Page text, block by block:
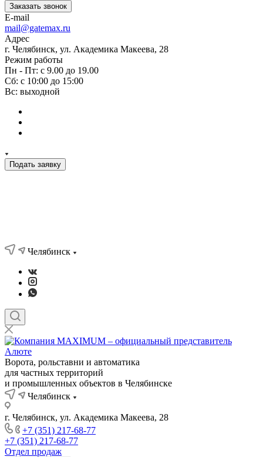
Заказать звонок
E-mail
mail@gatemax.ru
Адрес
г. Челябинск, ул. Академика Макеева, 28
Режим работы
Пн - Пт: с 9.00 до 19.00
Сб: с 10:00 до 15:00
Вс: выходной
Подать заявку
Челябинск
Ворота, рольставни и автоматика
для частных территорий
и промышленных объектов в Челябинске
Челябинск
г. Челябинск, ул. Академика Макеева, 28
+7 (351) 217-68-77
+7 (351) 217-68-77
Отдел продаж